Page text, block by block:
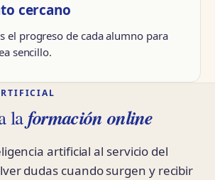
cercano
el progreso de cada alumno para
sencillo.
laformación online
artificial al servicio del
dudas cuando surgen y recibir